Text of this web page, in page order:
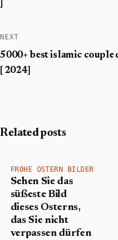
NEXT
5000+ best islamic
[ 2024]
Related posts
FROHE OSTERN BILDER
Sehen Sie das
süßeste Bild
dieses Osterns,
das Sie nicht
verpassen dürfen